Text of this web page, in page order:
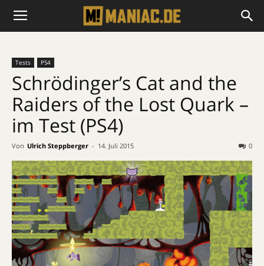
Tests PS4
Schrödinger’s Cat and the
Raiders of the Lost Quark –
im Test (PS4)
Von Ulrich Steppberger - 14. Juli 2015 0